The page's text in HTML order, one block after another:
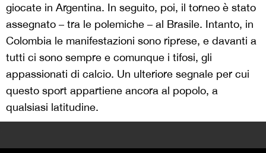
giocate in Argentina. In seguito, poi, il torneo è stato
assegnato – tra le polemiche – al Brasile. Intanto, in
Colombia le manifestazioni sono riprese, e davanti a
tutti ci sono sempre e comunque i tifosi, gli
appassionati di calcio. Un ulteriore segnale per cui
questo sport appartiene ancora al popolo, a
qualsiasi latitudine.